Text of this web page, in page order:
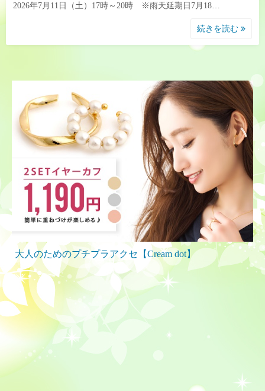
2026年7月11日（土）17時～20時 ※雨天延期日7月18…
続きを読む
大人のためのプチプラアクセ【Cream dot】